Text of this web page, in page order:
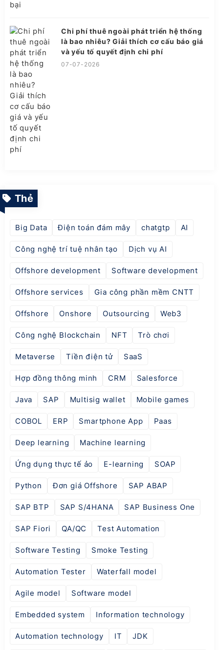
Thẻ
Big Data Điện toán đám mây chatgtp AI
Công nghệ trí tuệ nhân tạo Dịch vụ AI
Offshore development Software development
Offshore services Gia công phần mềm CNTT
Offshore Onshore Outsourcing Web3
Công nghệ Blockchain NFT Trò chơi
Metaverse Tiền điện tử SaaS
Hợp đồng thông minh CRM Salesforce
Java SAP Multisig wallet Mobile games
COBOL ERP Smartphone App Paas
Deep learning Machine learning
Ứng dụng thực tế ảo E-learning SOAP
Python Đơn giá Offshore SAP ABAP
SAP BTP SAP S/4HANA SAP Business One
SAP Fiori QA/QC Test Automation
Software Testing Smoke Testing
Automation Tester Waterfall model
Agile model Software model
Embedded system Information technology
Automation technology IT JDK
Chi phí thuê ngoài phát triển hệ thống
là bao nhiêu? Giải thích cơ cấu báo giá
và yếu tố quyết định chi phí
07-07-2026